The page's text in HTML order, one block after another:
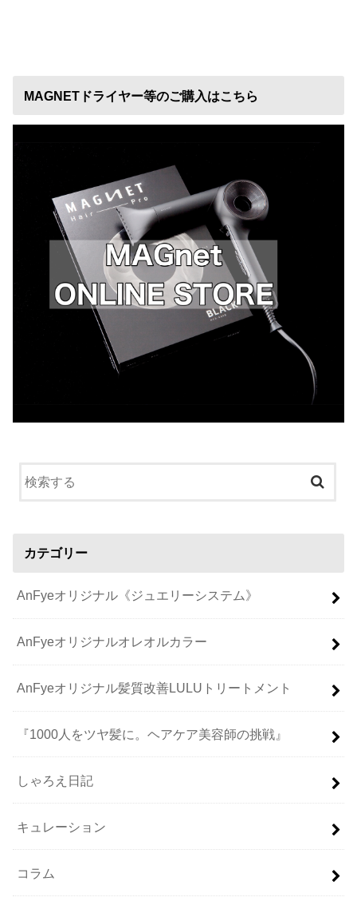
MAGNETドライヤー等のご購入はこちら
カテゴリー
AnFyeオリジナル《ジュエリーシステム》
AnFyeオリジナルオレオルカラー
AnFyeオリジナル髪質改善LULUトリートメント
『1000人をツヤ髪に。ヘアケア美容師の挑戦』
しゃろえ日記
キュレーション
コラム